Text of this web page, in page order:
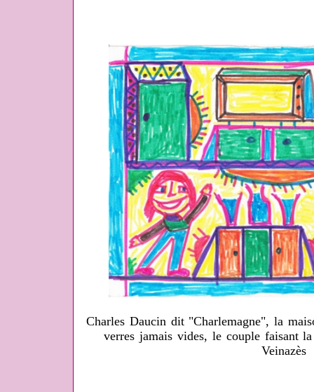
Charles Daucin dit "Charlemagne", la
verres jamais vides, le couple faisant
Veinazès